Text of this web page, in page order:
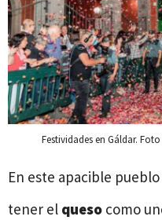
Festividades en Gáldar.
En este apacible
tener el queso como